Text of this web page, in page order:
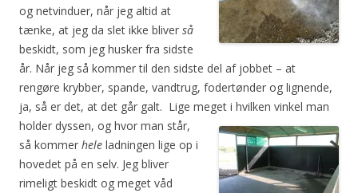
og netvinduer, når jeg altid at
tænke, at jeg da slet ikke bliver så
beskidt, som jeg husker fra sidste
år. Når jeg så kommer til den sidste del af jobbet – at
rengøre krybber, spande, vandtrug, fodertønder og lignende,
ja, så er det, at det går galt. Lige meget i hvilken vinkel man
holder dyssen, og hvor man står,
så kommer hele ladningen lige op i
hovedet på en selv. Jeg bliver
rimeligt beskidt og meget våd